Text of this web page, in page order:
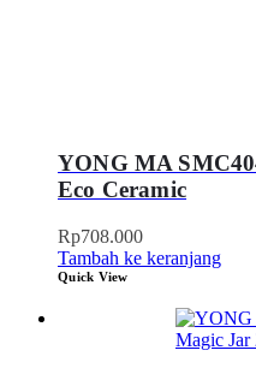
YONG MA
Eco Ceramic
Rp708.000
Tambah ke keranjang
Quick View